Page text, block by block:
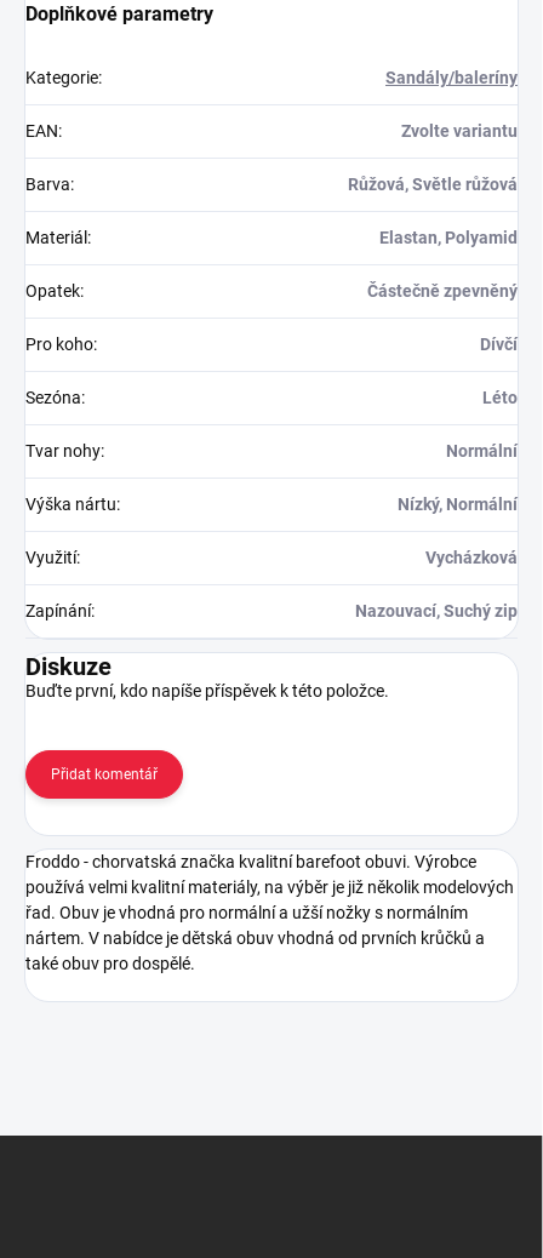
Doplňkové parametry
Kategorie: Sandály/baleríny
EAN: Zvolte variantu
Barva: Růžová, Světle růžová
Materiál : Elastan, Polyamid
Opatek: Částečně zpevněný
Pro koho: Dívčí
Sezóna: Léto
Tvar nohy: Normální
Výška nártu: Nízký, Normální
Využití: Vycházková
Zapínání: Nazouvací, Suchý zip
Diskuze
Buďte první, kdo napíše příspěvek k této položce.
Přidat komentář
Froddo - chorvatská značka kvalitní barefoot obuvi. Výrobce
používá velmi kvalitní materiály, na výběr je již několik modelových
řad. Obuv je vhodná pro normální a užší nožky s normálním
nártem. V nabídce je dětská obuv vhodná od prvních krůčků a
také obuv pro dospělé.